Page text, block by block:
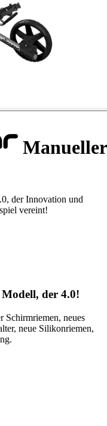
Manueller
der Innovation und
vereint!
der 4.0!
Schirmriemen, neues
neue Silikonriemen,